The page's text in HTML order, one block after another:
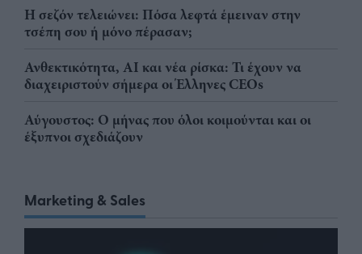
Η σεζόν τελειώνει: Πόσα λεφτά έμειναν στην
τσέπη σου ή μόνο πέρασαν;
Ανθεκτικότητα, AI και νέα ρίσκα: Τι έχουν να
διαχειριστούν σήμερα οι Έλληνες CEOs
Αύγουστος: Ο μήνας που όλοι κοιμούνται και οι
έξυπνοι σχεδιάζουν
Marketing & Sales